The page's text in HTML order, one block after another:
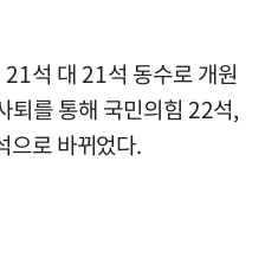
석 대 21석 동수로 개원
퇴를 통해 국민의힘 22석,
으로 바뀌었다.